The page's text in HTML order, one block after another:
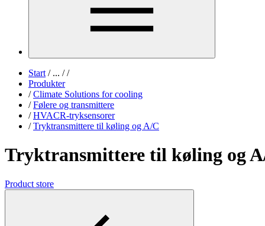
Start /... / /
Produkter
/ Climate Solutions for cooling
/ Følere og transmittere
/ HVACR-tryksensorer
/ Tryktransmittere til køling og A/C
Tryktransmittere til køling og
Product store